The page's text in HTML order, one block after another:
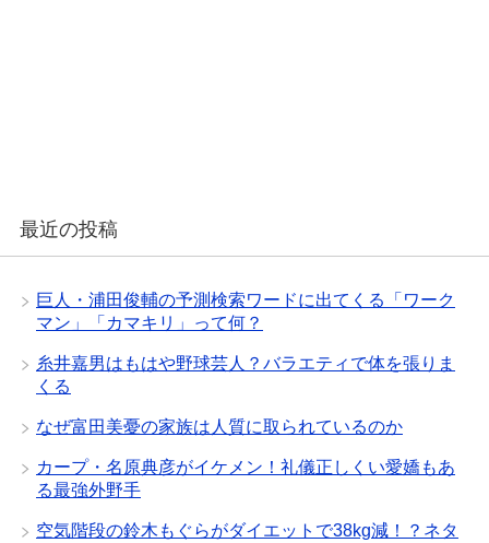
最近の投稿
巨人・浦田俊輔の予測検索ワードに出てくる「ワーク
マン」「カマキリ」って何？
糸井嘉男はもはや野球芸人？バラエティで体を張りま
くる
なぜ富田美憂の家族は人質に取られているのか
カープ・名原典彦がイケメン！礼儀正しくい愛嬌もあ
る最強外野手
空気階段の鈴木もぐらがダイエットで38kg減！？ネタ